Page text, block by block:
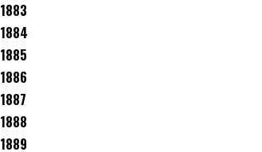
1883
1884
1885
1886
1887
1888
1889